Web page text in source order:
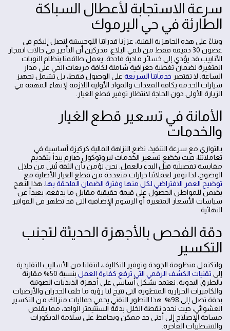
سرعة الاستجابة لأعطال السباكة
الطارئة في حي اليرموك
وبناءً على هذه الجاهزية الفنية، عززنا قدراتنا اللوجستية لنصل إليكم في
غضون 30 دقيقة فقط من تلقي البلاغ، مدركين أن التأخير في حالات انفجار
الأنابيب قد يؤدي إلى خسائر مادية فادحة. يعمل طاقمنا بنظام النوبات
المتغيرة لضمان تغطية جغرافية شاملة لكافة مربعات الحي على مدار
الساعة. لا تقتصر خدماتنا السريعة على الوصول فقط، بل تشمل تجهيز
سيارات الخدمة بكافة المعدات والمواد الأولية اللازمة لإنهاء المهمة في
الزيارة الأولى دون الحاجة لانتظار توفير قطع الغيار.
الأمانة في تسعير قطع الغيار
والخدمات
بالتوازي مع سرعة التنفيذ، نضع النزاهة المالية كركيزة أساسية في
تعاملاتنا، حيث يخضع تسعير الخدمات لبروتوكول صارم يبدأ بتقديم
مقايسة تفصيلية قبل البدء بالعمل. نحن نؤمن بأن الثقة تُبنى من خلال
الوضوح، لذا نوفر لعملائنا خيارات متعددة من قطع الغيار الأصلية مع
توضيح العمر الافتراضي لكل منها وفترة الضمان الملحقة بها . هذا النهج
يضمن للمواطن الحصول على قيمة حقيقية مقابل ما يدفعه، بعيداً عن
سياسات الأسعار المتغيرة أو الرسوم الإضافية التي قد تظهر في الفواتير
النهائية.
دقة الفحص بالأجهزة الحديثة لتجنب
التكسير
ولتكتمل منظومة الجودة وتوفير التكاليف، انتقلنا من الأساليب التقليدية
إلى تقنيات الكشف الرقمي التي ترفع كفاءة العمل
بنسبة 50% مقارنة
بالطرق اليدوية. نعتمد بشكل أساسي على أجهزة الذبذبات الصوتية
والكاميرات الحرارية المتطورة التي تتيح لنا رؤية ما خلف الجدران والأرضيات
بدقة تصل إلى 98%. هذا التطور التقني يحمي جماليات منزلك من التكسير
العشوائي، حيث نحدد نقطة الخلل بدقة السنتيمتر الواحد، مما يقلص
مساحة الإصلاح إلى أدنى حد ممكن ويحافظ على سلامة الديكورات
والتشطيبات الفاخرة.